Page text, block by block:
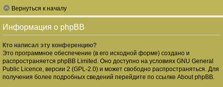
Вернуться к началу
Информация о phpBB
Кто написал эту конференцию?
Это программное обеспечение (в его исходной форме) создано и
распространяется phpBB Limited . Оно доступно на условиях GNU General
Public Licence, версии 2 (GPL-2.0) и может свободно распространяться. Для
получения более подробных сведений перейдите по ссылке About phpBB.